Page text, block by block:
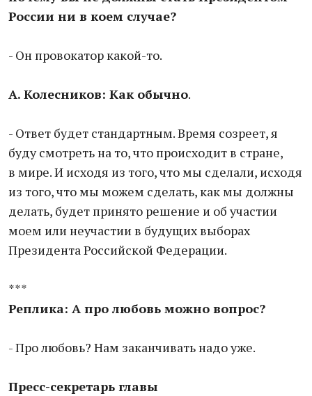
России ни в коем случае?
- Он провокатор какой-то.
А. Колесников: Как обычно.
- Ответ будет стандартным. Время созреет, я
буду смотреть на то, что происходит в стране,
в мире. И исходя из того, что мы сделали, исходя
из того, что мы можем сделать, как мы должны
делать, будет принято решение и об участии
моем или неучастии в будущих выборах
Президента Российской Федерации.
***
Реплика: А про любовь можно вопрос?
- Про любовь? Нам заканчивать надо уже.
Пресс-секретарь главы